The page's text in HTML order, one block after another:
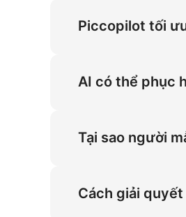
Piccopilot tối
pháp này nâng
AI có thể phục
chính xác hình ảnh
trắng tối giản với
Tại sao người
nhóm đối tượng
ánh sáng 45 độ.
Cách giải